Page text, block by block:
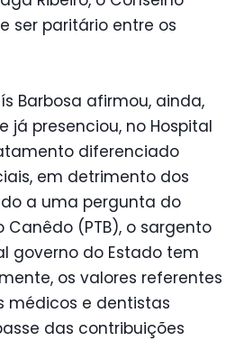
ser paritário entre os
Barbosa afirmou, ainda,
já presenciou, no Hospital
diferenciado
em detrimento dos
a uma pergunta do
(PTB), o sargento
governo do Estado tem
os valores referentes
médicos e dentistas
das contribuições